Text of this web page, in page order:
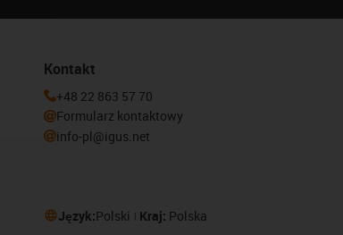
Kontakt
+48 22 863 57 70
Formularz kontaktowy
info-pl@igus.net
Język:Polski Kraj: Polska